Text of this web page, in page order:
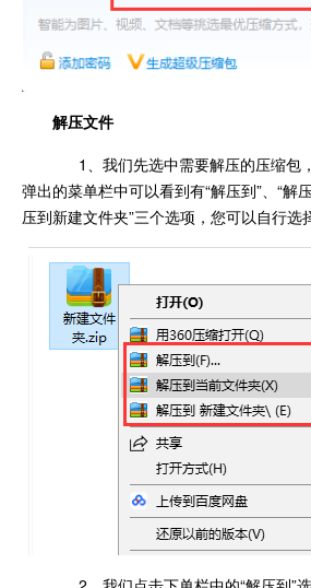
解压文件
1、我们先选中需要解压的压缩包
弹出的菜单栏中可以看到有“解压到”、“解
压到新建文件夹”三个选项，您可以自行选